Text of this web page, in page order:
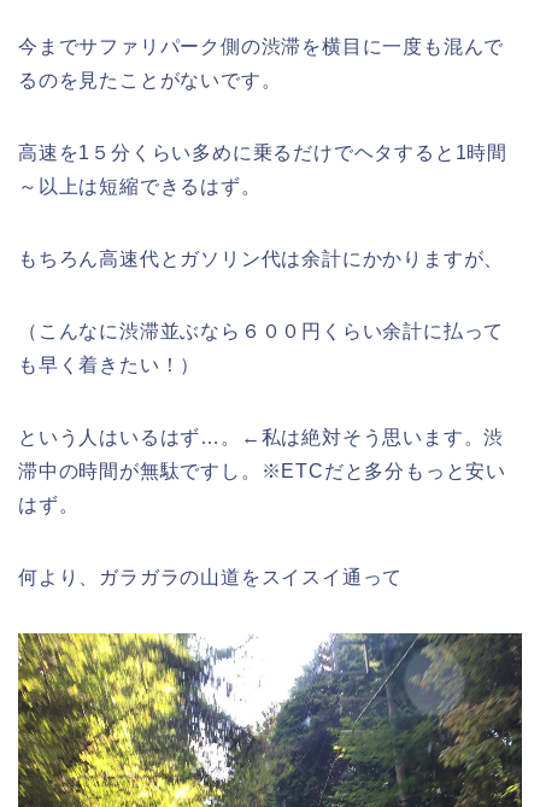
今までサファリパーク側の渋滞を横目に一度も混んで
るのを見たことがないです。
高速を1５分くらい多めに乗るだけでヘタすると1時間
～以上は短縮できるはず。
もちろん高速代とガソリン代は余計にかかりますが、
（こんなに渋滞並ぶなら６００円くらい余計に払って
も早く着きたい！）
という人はいるはず…。←私は絶対そう思います。渋
滞中の時間が無駄ですし。※ETCだと多分もっと安い
はず。
何より、ガラガラの山道をスイスイ通って